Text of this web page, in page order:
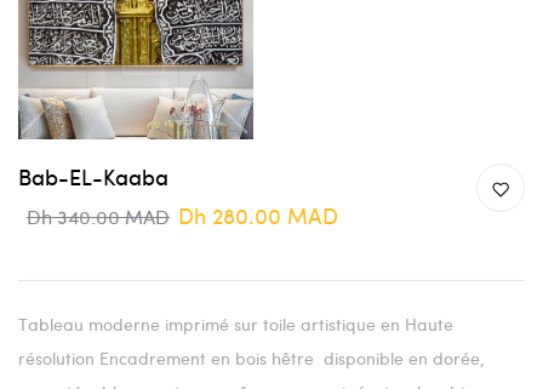
Bab-EL-Kaaba
Dh 340.00 MAD Dh 280.00 MAD
Tableau moderne imprimé sur toile artistique en Haute
résolution Encadrement en bois hêtre disponible en dorée,